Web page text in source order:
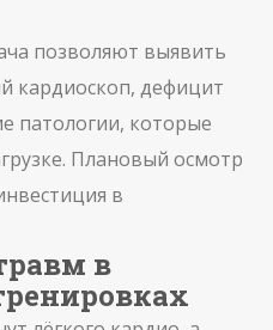
позволяют выявить
кардиоскоп, дефицит
патологии, которые
Плановый осмотр
в
в